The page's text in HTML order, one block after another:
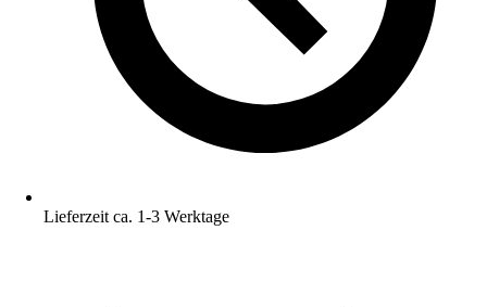
Lieferzeit ca. 1-3 Werktage